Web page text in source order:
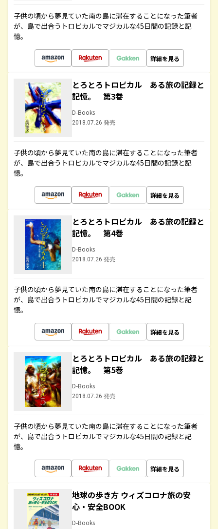
子供の頃から夢見ていた南の島に滞在することになった筆者
が、島で出合うトロピカルでマジカルな45日間の記録と記
憶。
詳細を見る
とろとろトロピカル ある旅の記録と
記憶。 第3巻
D-Books
2018.07.26 発売
子供の頃から夢見ていた南の島に滞在することになった筆者
が、島で出合うトロピカルでマジカルな45日間の記録と記
憶。
詳細を見る
とろとろトロピカル ある旅の記録と
記憶。 第4巻
D-Books
2018.07.26 発売
子供の頃から夢見ていた南の島に滞在することになった筆者
が、島で出合うトロピカルでマジカルな45日間の記録と記
憶。
詳細を見る
とろとろトロピカル ある旅の記録と
記憶。 第5巻
D-Books
2018.07.26 発売
子供の頃から夢見ていた南の島に滞在することになった筆者
が、島で出合うトロピカルでマジカルな45日間の記録と記
憶。
詳細を見る
地球の歩き方 ウィズコロナ旅の安
心・安全BOOK
D-Books